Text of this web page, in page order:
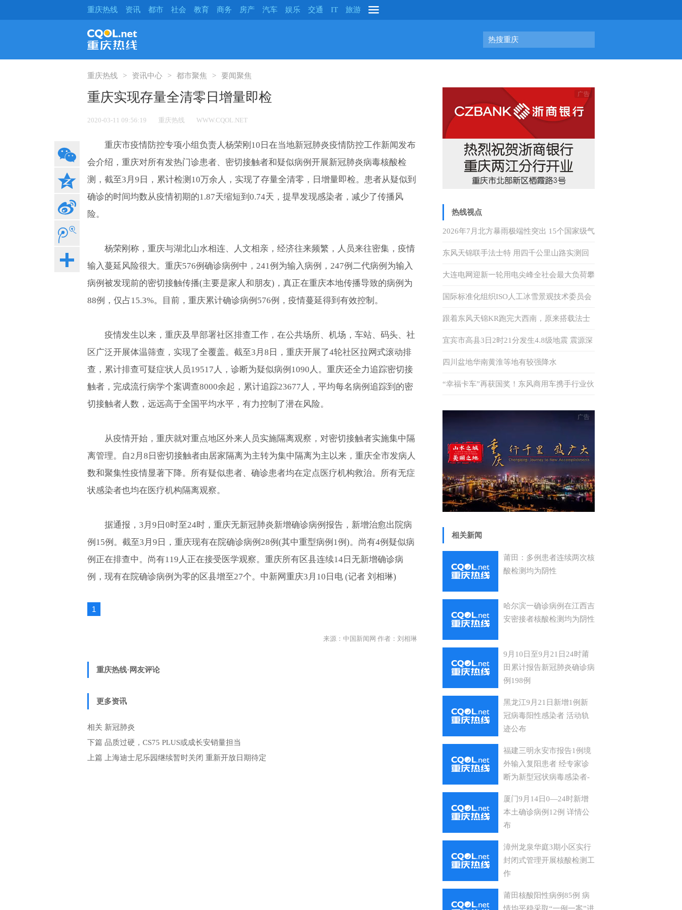
重庆热线 资讯 都市 社会 教育 商务 房产 汽车 娱乐 交通 IT 旅游
热搜重庆
重庆热线 资讯中心 都市聚焦 要闻聚焦
重庆实现存量全清零日增量即检
2020-03-11 09:56:19 重庆热线 WWW.CQOL.NET
重庆市疫情防控专项小组负责人杨荣刚10日在当地新冠肺炎疫情防控工作新闻发布
会介绍，重庆对所有发热门诊患者、密切接触者和疑似病例开展新冠肺炎病毒核酸检
测，截至3月9日，累计检测10万余人，实现了存量全清零，日增量即检。患者从疑似到
确诊的时间均数从疫情初期的1.87天缩短到0.74天，提早发现感染者，减少了传播风
险。
杨荣刚称，重庆与湖北山水相连、人文相亲，经济往来频繁，人员来往密集，疫情
输入蔓延风险很大。重庆576例确诊病例中，241例为输入病例，247例二代病例为输入
病例被发现前的密切接触传播(主要是家人和朋友)，真正在重庆本地传播导致的病例为
88例，仅占15.3%。目前，重庆累计确诊病例576例，疫情蔓延得到有效控制。
疫情发生以来，重庆及早部署社区排查工作，在公共场所、机场，车站、码头、社
区广泛开展体温筛查，实现了全覆盖。截至3月8日，重庆开展了4轮社区拉网式滚动排
查，累计排查可疑症状人员19517人，诊断为疑似病例1090人。重庆还全力追踪密切接
触者，完成流行病学个案调查8000余起，累计追踪23677人，平均每名病例追踪到的密
切接触者人数，远远高于全国平均水平，有力控制了潜在风险。
从疫情开始，重庆就对重点地区外来人员实施隔离观察，对密切接触者实施集中隔
离管理。自2月8日密切接触者由居家隔离为主转为集中隔离为主以来，重庆全市发病人
数和聚集性疫情显著下降。所有疑似患者、确诊患者均在定点医疗机构救治。所有无症
状感染者也均在医疗机构隔离观察。
据通报，3月9日0时至24时，重庆无新冠肺炎新增确诊病例报告，新增治愈出院病
例15例。截至3月9日，重庆现有在院确诊病例28例(其中重型病例1例)。尚有4例疑似病
例正在排查中。尚有119人正在接受医学观察。重庆所有区县连续14日无新增确诊病
例，现有在院确诊病例为零的区县增至27个。中新网重庆3月10日电 (记者 刘相琳)
1
来源：中国新闻网 作者：刘相琳
重庆热线·网友评论
更多资讯
相关 新冠肺炎
下篇 品质过硬，CS75 PLUS或成长安销量担当
上篇
上海迪士尼乐园继续暂时关闭 重新开放日期待定
热线视点
2026年7月北方暴雨极端性突出 15个国家级气
象站日降水量突破历史极值
东风天锦联手法士特 用四千公里山路实测回
答何为“中卡创富优解”
大连电网迎新一轮用电尖峰全社会最大负荷攀
升至875万千瓦 多措并举确保电力供应
国际标准化组织ISO人工冰雪景观技术委员会
秘书处落户中国
跟着东风天锦KR跑完大西南，原来搭载法士
特·易行这么香！
宜宾市高县3日2时21分发生4.8级地震 震源深
度6千米
四川盆地华南黄淮等地有较强降水
“幸福卡车”再获国奖！东风商用车携手行业伙
相关新闻
莆田：多例患者连续两次核
酸检测均为阴性
哈尔滨一确诊病例在江西吉
安密接者核酸检测均为阴性
9月10日至9月21日24时莆
田累计报告新冠肺炎确诊病
例198例
黑龙江9月21日新增1例新
冠病毒阳性感染者 活动轨
迹公布
福建三明永安市报告1例境
外输入复阳患者 经专家诊
断为新型冠状病毒感染者-
厦门9月14日0—24时新增
本土确诊病例12例 详情公
布
漳州龙泉华庭3期小区实行
封闭式管理开展核酸检测工
作
莆田核酸阳性病例85例 病